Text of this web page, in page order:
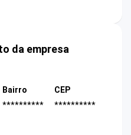
da empresa
Bairro
**********
CEP
**********